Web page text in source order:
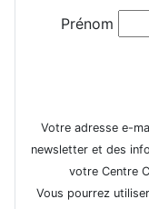
Prénom
Votre adresse e-
newsletter et des
votre Centre
Vous pourrez